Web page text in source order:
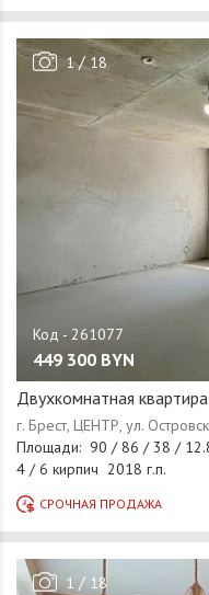
1/ 18
449 300 BYN
Двухкомнатная квартира
1 / 18